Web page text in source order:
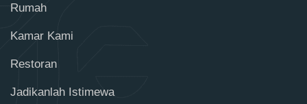
Rumah
Kamar Kami
Restoran
Jadikanlah Istimewa